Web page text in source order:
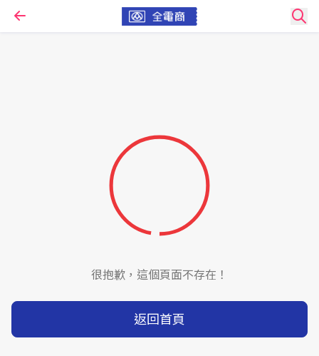
很抱歉，這個頁面不存在！
返回首頁